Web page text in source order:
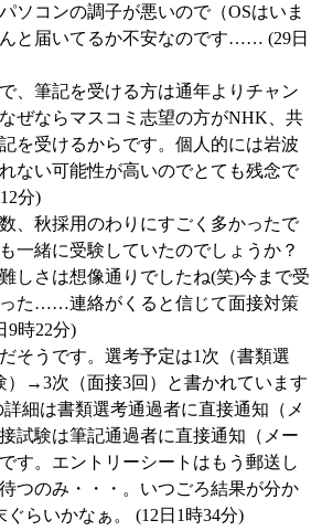
ソコンの調子が悪いので（OSはいま
と届いてるか不安なのです…… (29日
、筆記を受ける方は通年よりチャン
ぜならマスコミ志望の方がNHK、共
を受けるからです。個人的には岩波
ない可能性が高いのでとても残念で
分)
、秋採用のわりにすごく多かったで
一緒に受験していたのでしょうか？
しさは想像通りでしたね(笑)今まで受
た……連絡がくると信じて面接対策
9時22分)
そうです。選考予定は1次（書類選
→3次（面接3回）と書かれています
細は書類選考通過者に直接通知（メ
試験は筆記通過者に直接通知（メー
す。エントリーシートはもう郵送し
つのみ・・・。いつごろ結果が分か
ぐらいかなぁ。 (12日1時34分)